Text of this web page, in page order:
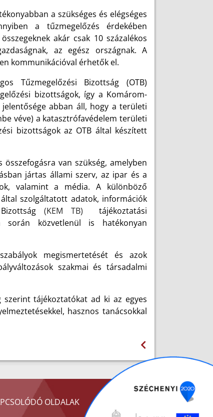
a szükséges és elégséges
a tűzmegelőzés érdekében
akár csak 10 százalékos
az egész országnak. A
kommunikációval érhetők el.
Tűzmegelőzési Bizottság (OTB)
bizottságok, így a Komárom-
jelentősége abban áll, hogy a területi
véve) a katasztrófavédelem területi
bizottságok az OTB által készített
van szükség, amelyben
jártas állami szerv, az ipar és a
valamint a média. A különböző
szolgáltatott adatok, információk
(KEM TB)
tájékoztatási
során közvetlenül is hatékonyan
megismertetését és azok
szakmai és társadalmi
tájékoztatókat ad ki az egyes
hasznos tanácsokkal
OLDALAK